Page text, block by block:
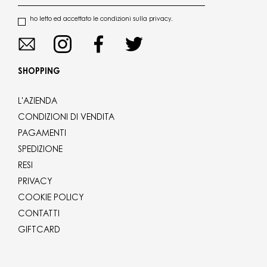
ho letto ed accettato le condizioni sulla privacy.
SHOPPING
L'AZIENDA
CONDIZIONI DI VENDITA
PAGAMENTI
SPEDIZIONE
RESI
PRIVACY
COOKIE POLICY
CONTATTI
GIFTCARD